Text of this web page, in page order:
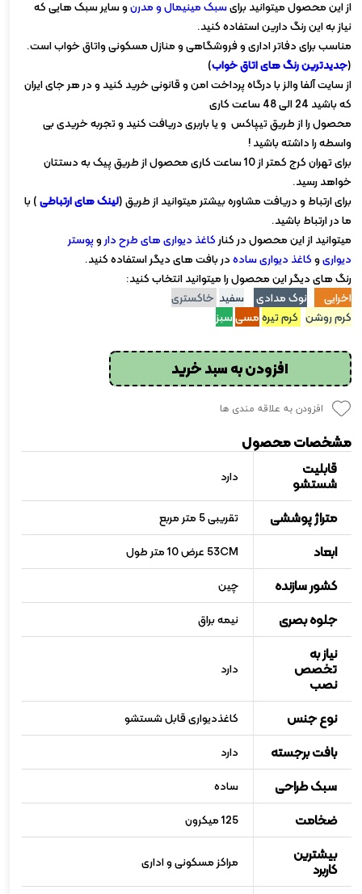
از این محصول میتوانید برایسبک مینیمال و مدرنو سایر سبک هایی که
نیاز به این رنگ دارین استفاده کنید.
مناسب برای دفاتر اداری و فروشگاهی و منازل مسکونی واتاق خواب است.
(جدیدترین رنگ های اتاق خواب)
از سایت آلفا والز با درگاه پرداخت امن و قانونی خرید کنید و در هر جای ایران
که باشید 24 الی 48 ساعت کاری
محصول را از طریق تیپاکس و یا باربری دریافت کنید و تجربه خریدی بی
واسطه را داشته باشید !
برای تهران کرج کمتر از 10 ساعت کاری محصول از طریق پیک به دستتان
خواهد رسید.
برای ارتباط و دریافت مشاوره بیشتر میتوانید از طریق (لینک های ارتباطی) با
ما در ارتباط باشید.
میتوانید از این محصول در کنارکاغذ دیواری های طرح داروپوستر
دیواریوکاغذ دیواری سادهدر بافت های دیگر استفاده کنید.
رنگ های دیگر این محصول را میتوانید انتخاب کنید:
اخرایی
نوک مدادی سفید خاکستری
کرم روشن کرم تیرهمسیسبز
افزودن به سبد خرید
افزودن به علاقه مندی ها
مشخصات محصول
قابلیت
شستشو دارد
متراژ پوششی تقریبی 5 متر مربع
ابعاد 53CM عرض 10 متر طول
کشور سازنده چین
جلوه بصری نیمه براق
نیاز به
تخصص
نصب
دارد
نوع جنس کاغذدیواری قابل شستشو
بافت برجسته دارد
سبک طراحی ساده
ضخامت 125 میکرون
بیشترین
کاربرد مراکز مسکونی و اداری